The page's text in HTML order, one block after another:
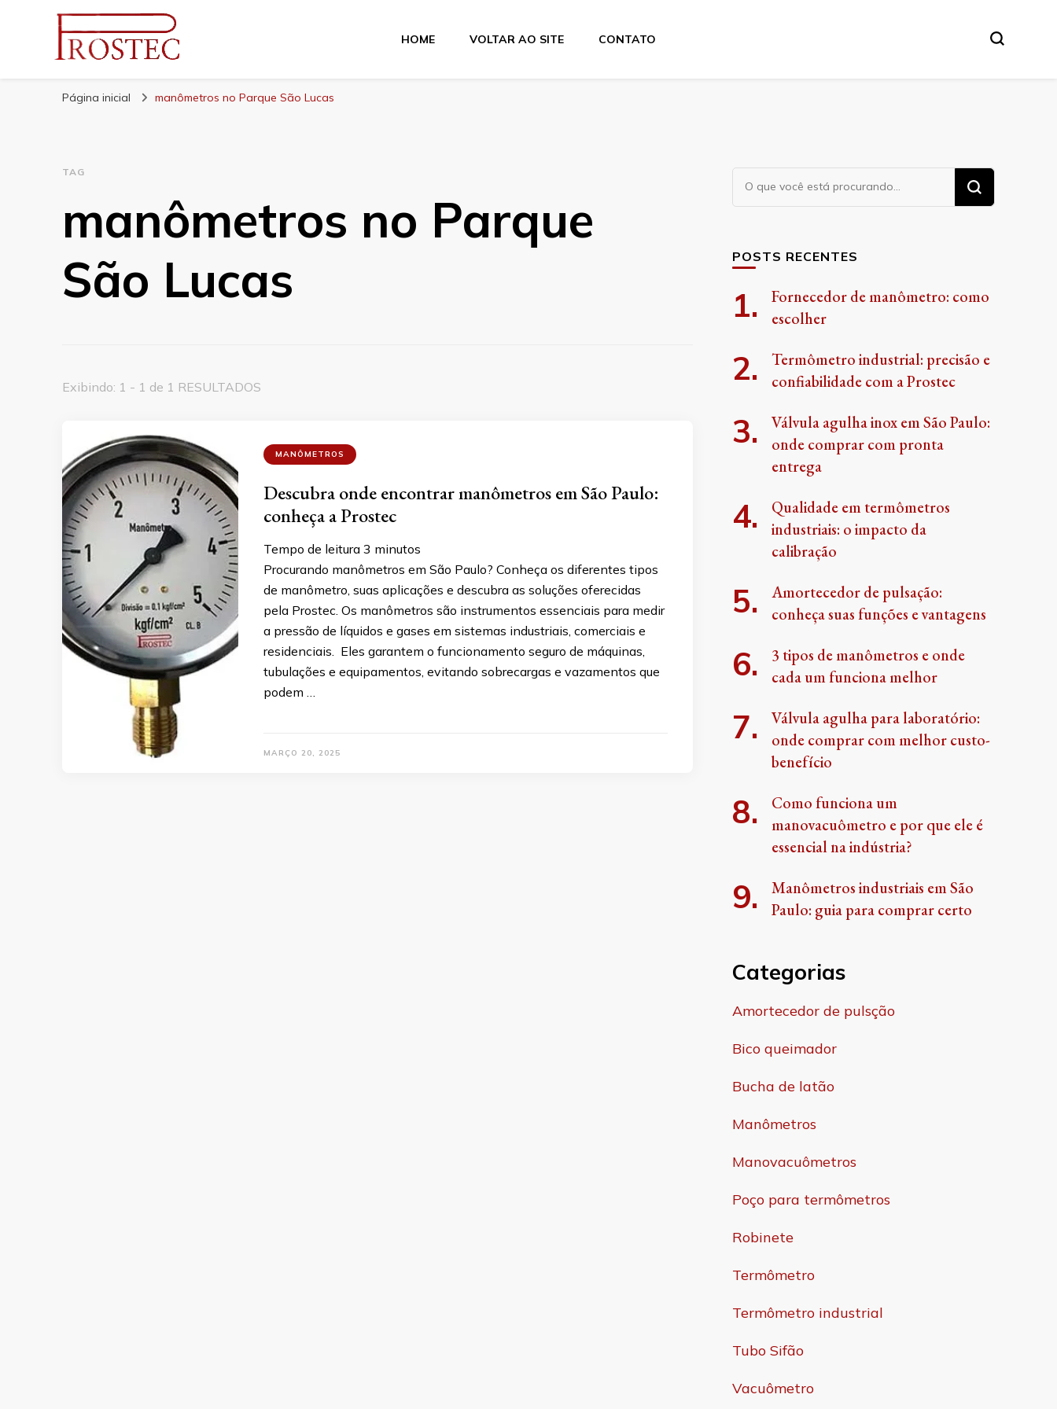
Prostec
HOME VOLTAR AO SITE CONTATO
Página inicial manômetros no Parque São Lucas
TAG
manômetros no Parque
São Lucas
Exibindo: 1 - 1 de 1 RESULTADOS
MANÔMETROS
Descubra onde encontrar manômetros em São Paulo:
conheça a Prostec
Tempo de leitura 3 minutos
Procurando manômetros em São Paulo? Conheça os diferentes tipos
de manômetro, suas aplicações e descubra as soluções oferecidas
pela Prostec. Os manômetros são instrumentos essenciais para medir
a pressão de líquidos e gases em sistemas industriais, comerciais e
residenciais. Eles garantem o funcionamento seguro de máquinas,
tubulações e equipamentos, evitando sobrecargas e vazamentos que
podem …
MARÇO 20, 2025
Procurando
algo?
POSTS RECENTES
Fornecedor de manômetro: como
escolher
Termômetro industrial: precisão e
confiabilidade com a Prostec
Válvula agulha inox em São Paulo:
onde comprar com pronta
entrega
Qualidade em termômetros
industriais: o impacto da
calibração
Amortecedor de pulsação:
conheça suas funções e vantagens
3 tipos de manômetros e onde
cada um funciona melhor
Válvula agulha para laboratório:
onde comprar com melhor custo-
benefício
Como funciona um
manovacuômetro e por que ele é
essencial na indústria?
Manômetros industriais em São
Paulo: guia para comprar certo
Categorias
Amortecedor de pulsção
Bico queimador
Bucha de latão
Manômetros
Manovacuômetros
Poço para termômetros
Robinete
Termômetro
Termômetro industrial
Tubo Sifão
Vacuômetro